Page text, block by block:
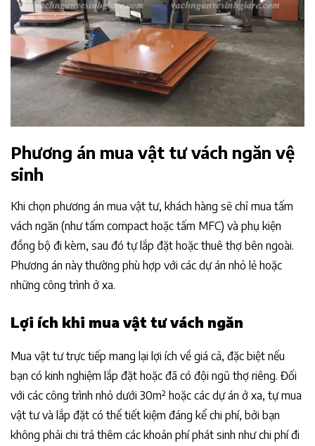
Phương án mua vật tư vách ngăn vệ
sinh
Khi chọn phương án mua vật tư, khách hàng sẽ chỉ mua tấm
vách ngăn (như tấm compact hoặc tấm MFC) và phụ kiện
đồng bộ đi kèm, sau đó tự lắp đặt hoặc thuê thợ bên ngoài.
Phương án này thường phù hợp với các dự án nhỏ lẻ hoặc
những công trình ở xa.
Lợi ích khi mua vật tư vách ngăn
Mua vật tư trực tiếp mang lại lợi ích về giá cả, đặc biệt nếu
bạn có kinh nghiệm lắp đặt hoặc đã có đội ngũ thợ riêng. Đối
với các công trình nhỏ dưới 30m² hoặc các dự án ở xa, tự mua
vật tư và lắp đặt có thể tiết kiệm đáng kể chi phí, bởi bạn
không phải chi trả thêm các khoản phí phát sinh như chi phí đi